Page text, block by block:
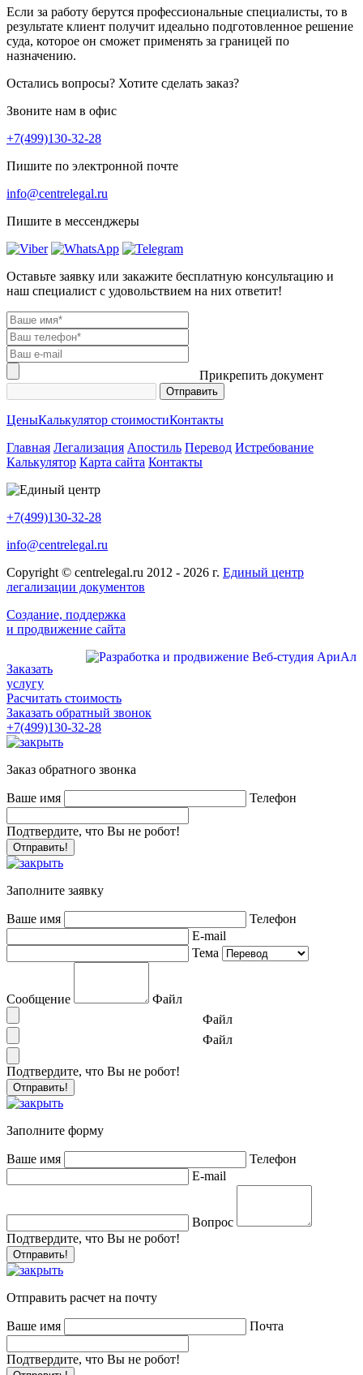
Если за работу берутся профессиональные специалисты, то в
результате клиент получит идеально подготовленное решение
суда, которое он сможет применять за границей по
назначению.
Остались вопросы? Хотите сделать заказ?
Звоните нам в офис
+7(499)130-32-28
Пишите по электронной почте
info@centrelegal.ru
Пишите в мессенджеры
Оставьте заявку или закажите бесплатную консультацию и
наш специалист с удовольствием на них ответит!
Прикрепить документ
ЦеныКалькулятор стоимостиКонтакты
Главная Легализация Апостиль Перевод Истребование
Калькулятор Карта сайта Контакты
+7(499)130-32-28
info@centrelegal.ru
Copyright © centrelegal.ru 2012 - 2026 г. Единый центр
легализации документов
Создание, поддержка
и продвижение сайта
Заказать
услугу
Расчитать стоимость
Заказать обратный звонок
+7(499)130-32-28
Заказ обратного звонка
Ваше имя Телефон
Подтвердите, что Вы не робот!
Заполните заявку
Ваше имя
Телефон
E-mail
Тема
Сообщение
Файл
Файл
Файл
Подтвердите, что Вы не робот!
Заполните форму
Ваше имя
Телефон
E-mail
Вопрос
Подтвердите, что Вы не робот!
Отправить расчет на почту
Ваше имя Почта
Подтвердите, что Вы не робот!